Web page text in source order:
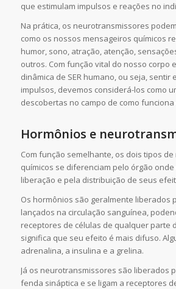
que estimulam impulsos e reações no
Na prática, os neurotransmissores
como os nossos mensageiros químicos
humor, sono, atração, atenção,
outros. Com função vital do nosso corpo
dinâmica de SER humano, ou seja, sentir
impulsos, devemos considerá-los como
descobertas no campo de como
Hormônios e
Com função semelhante, os dois tipos
químicos se diferenciam pelo órgão
liberação e pela distribuição de seus
Os hormônios são geralmente liberados
lançados na circulação sanguínea,
receptores de células de qualquer parte
significa que seu efeito é mais difuso.
adrenalina, a insulina e a grelina.
Já os neurotransmissores são liberados
fenda sináptica e se ligam a receptores